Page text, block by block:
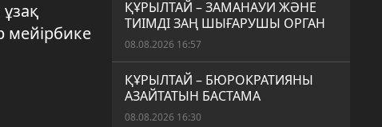
мейірбике
ҚҰРЫЛТАЙ – ЗАМАНАУИ ЖӘНЕ
ТИІМДІ ЗАҢ ШЫҒАРУШЫ ОРГАН
08.08.2026 16:57
ҚҰРЫЛТАЙ – БЮРОКРАТИЯНЫ
АЗАЙТАТЫН БАСТАМА
08.08.2026 16:30